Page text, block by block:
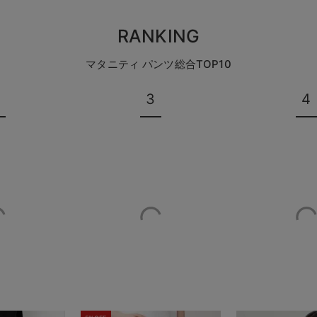
RANKING
マタニティ パンツ総合TOP10
3 4